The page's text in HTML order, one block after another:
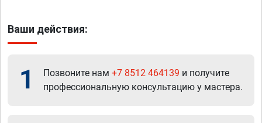
Ваши действия:
1 Позвоните нам +7 8512 464139 и получите
профессиональную консультацию у мастера.